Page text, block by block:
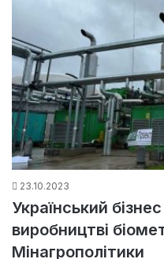
23.10.2023
Український
виробництві
Мінагрополітики